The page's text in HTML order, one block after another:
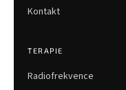
Kontakt
TERAPIE
Radiofrekvence